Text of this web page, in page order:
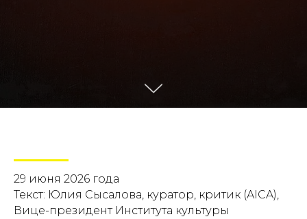
29 июня 2026 года
Текст: Юлия Сысалова, куратор, критик (AICA),
Вице-президент Института культуры